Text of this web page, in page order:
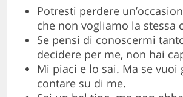
Potresti perdere
che non vogliamo la stessa
Se pensi di conoscermi
decidere per me, non hai
Mi piaci e lo sai. Ma se vuoi
contare su di me.